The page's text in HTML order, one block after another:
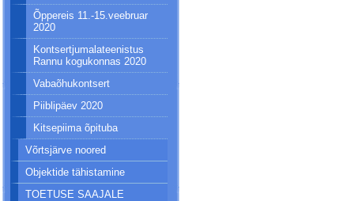
Õppereis 11.-15.veebruar
2020
Kontsertjumalateenistus
Rannu kogukonnas 2020
Vabaõhukontsert
Piiblipäev 2020
Kitsepiima õpituba
Võrtsjärve noored
Objektide tähistamine
TOETUSE SAAJALE